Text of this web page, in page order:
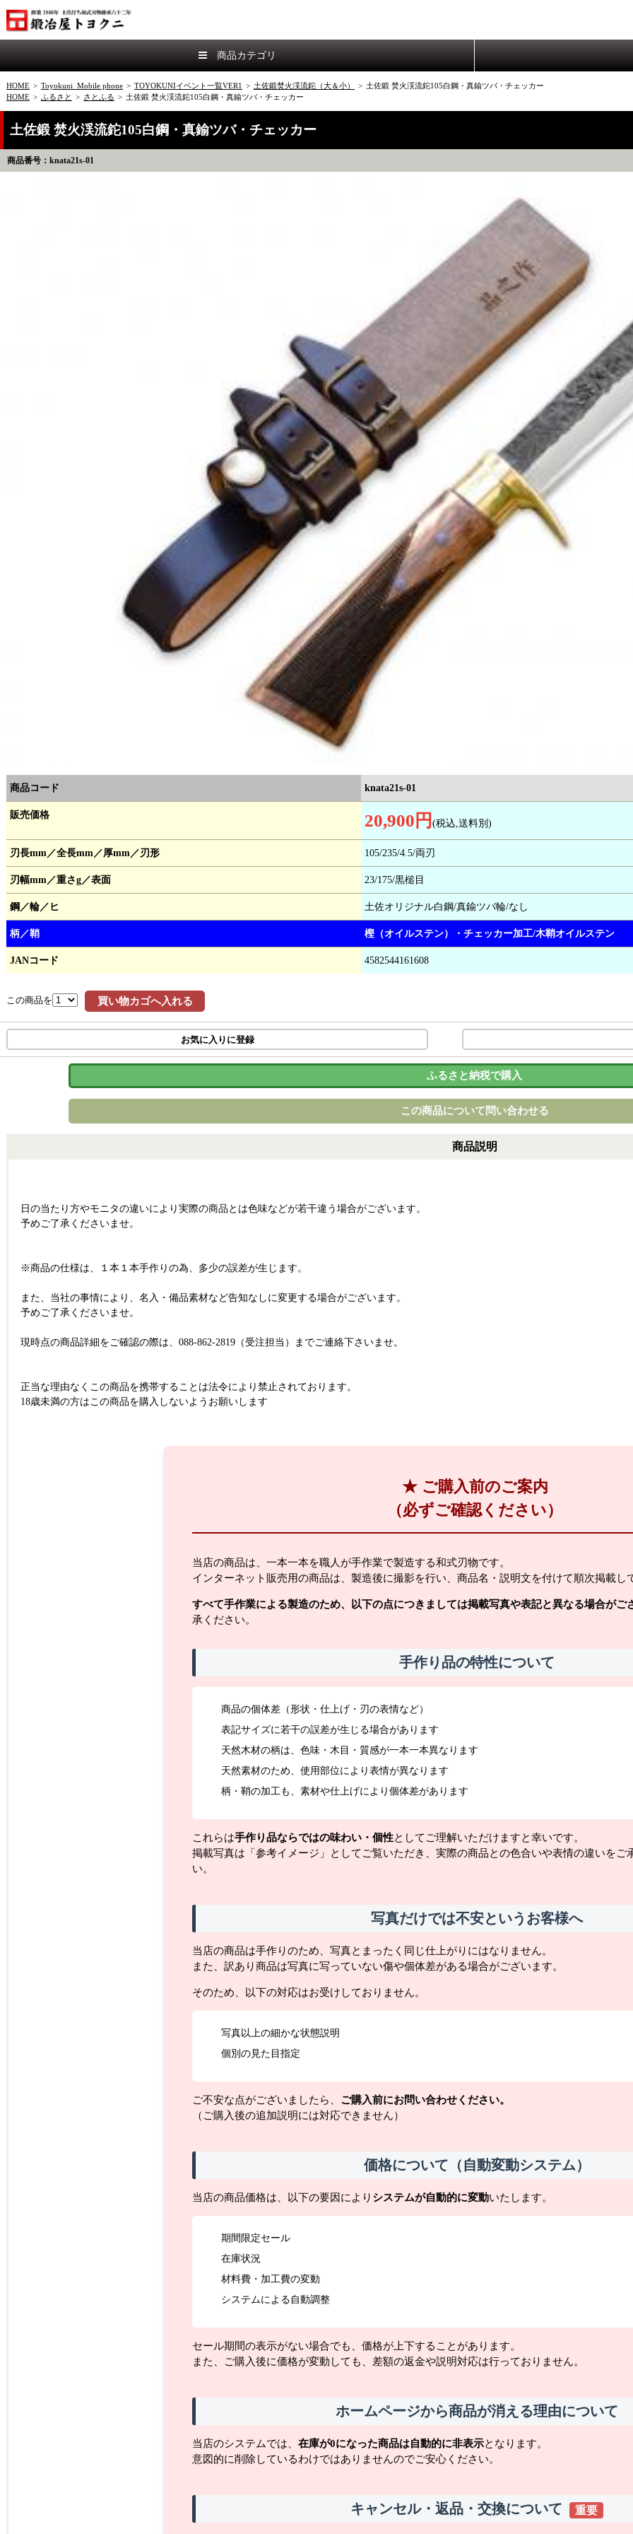
商品カテゴリ
HOME > Toyokuni_Mobile phone > TOYOKUNIイベント一覧VER1 > 土佐鍛焚火渓流鉈（大＆小） > 土佐鍛 焚火渓流鉈105白鋼・真鍮ツバ・チェッカー
HOME > ふるさと > さとふる > 土佐鍛 焚火渓流鉈105白鋼・真鍮ツバ・チェッカー
土佐鍛 焚火渓流鉈105白鋼・真鍮ツバ・チェッカー
商品番号：knata21s-01
商品コード knata21s-01
販売価格 20,900円 (税込,送料別)
刃長mm／全長mm／厚mm／刃形 105/235/4.5/両刃
刃幅mm／重さg／表面 23/175/黒槌目
鋼／輪／ヒ 土佐オリジナル白鋼/真鍮ツバ輪/なし
柄／鞘 樫（オイルステン）・チェッカー加工/木鞘オイルステン
JANコード 4582544161608
この商品を 買い物カゴへ入れる
お気に入りに登録
ふるさと納税で購入
この商品について問い合わせる
商品説明
日の当たり方やモニタの違いにより実際の商品とは色味などが若干違う場合がございます。
予めご了承くださいませ。
※商品の仕様は、１本１本手作りの為、多少の誤差が生じます。
また、当社の事情により、名入・備品素材など告知なしに変更する場合がございます。
予めご了承くださいませ。
現時点の商品詳細をご確認の際は、088-862-2819（受注担当）までご連絡下さいませ。
正当な理由なくこの商品を携帯することは法令により禁止されております。
18歳未満の方はこの商品を購入しないようお願いします
★ ご購入前のご案内
（必ずご確認ください）
当店の商品は、一本一本を職人が手作業で製造する和式刃物です。
インターネット販売用の商品は、製造後に撮影を行い、商品名・説明文を付けて順次掲載し
すべて手作業による製造のため、以下の点につきましては掲載写真や表記と異なる場合がご
承ください。
手作り品の特性について
商品の個体差（形状・仕上げ・刃の表情など）
表記サイズに若干の誤差が生じる場合があります
天然木材の柄は、色味・木目・質感が一本一本異なります
天然素材のため、使用部位により表情が異なります
柄・鞘の加工も、素材や仕上げにより個体差があります
これらは手作り品ならではの味わい・個性としてご理解いただけますと幸いです。
掲載写真は「参考イメージ」としてご覧いただき、実際の商品との色合いや表情の違いをご
い。
写真だけでは不安というお客様へ
当店の商品は手作りのため、写真とまったく同じ仕上がりにはなりません。
また、訳あり商品は写真に写っていない傷や個体差がある場合がございます。
そのため、以下の対応はお受けしておりません。
写真以上の細かな状態説明
個別の見た目指定
ご不安な点がございましたら、 ご購入前にお問い合わせください。
（ご購入後の追加説明には対応できません）
価格について（自動変動システム）
当店の商品価格は、以下の要因により システムが自動的に変動いたします。
期間限定セール
在庫状況
材料費・加工費の変動
システムによる自動調整
セール期間の表示がない場合でも、価格が上下することがあります。
また、ご購入後に価格が変動しても、差額の返金や説明対応は行っておりません。
ホームページから商品が消える理由について
当店のシステムでは、 在庫が0になった商品は自動的に非表示となります。
意図的に削除しているわけではありませんのでご安心ください。
キャンセル・返品・交換について 重要